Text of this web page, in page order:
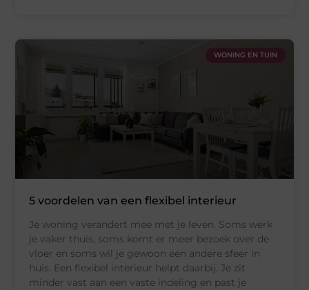
WONING EN TUIN
5 voordelen van een flexibel interieur
Je woning verandert mee met je leven. Soms werk
je vaker thuis, soms komt er meer bezoek over de
vloer en soms wil je gewoon een andere sfeer in
huis. Een flexibel interieur helpt daarbij. Je zit
minder vast aan een vaste indeling en past je